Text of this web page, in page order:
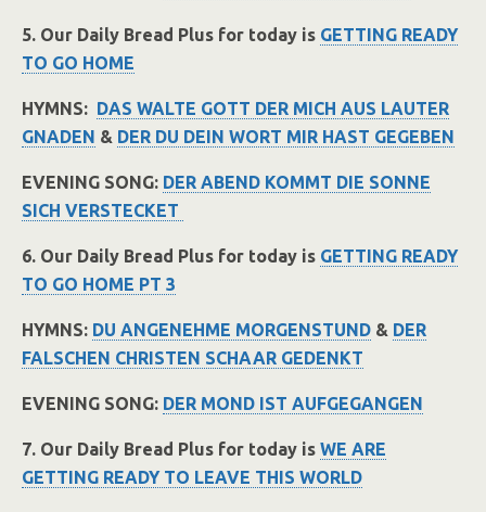
5. Our Daily Bread Plus for today is GETTING READY
TO GO HOME
HYMNS: DAS WALTE GOTT DER MICH AUS LAUTER
GNADEN & DER DU DEIN WORT MIR HAST GEGEBEN
EVENING SONG: DER ABEND KOMMT DIE SONNE
SICH VERSTECKET
6. Our Daily Bread Plus for today is GETTING READY
TO GO HOME PT 3
HYMNS: DU ANGENEHME MORGENSTUND & DER
FALSCHEN CHRISTEN SCHAAR GEDENKT
EVENING SONG: DER MOND IST AUFGEGANGEN
7. Our Daily Bread Plus for today is WE ARE
GETTING READY TO LEAVE THIS WORLD